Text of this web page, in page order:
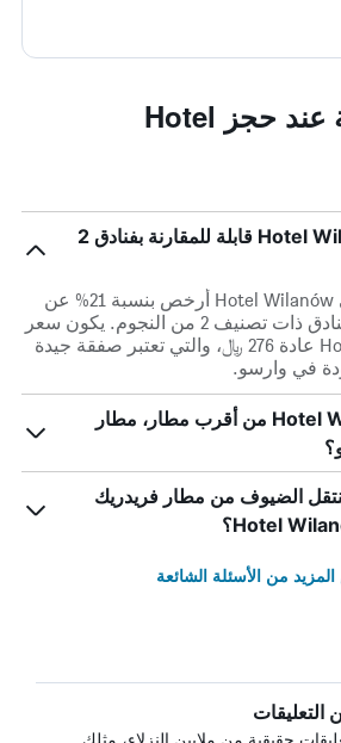
الأسئلة الشائعة عند حجز Hotel
هل الأسعار في Hotel Wilanów قابلة للمقارنة بفنادق 2
متوسط سعر الليلة في Hotel Wilanów أرخص بنسبة 21% عن
الوسطي في وارسو لفنادق ذات تصنيف 2 من النجوم. يكون سعر
الليلة في Hotel Wilanów عادة 276 ﷼، والتي تعتبر صفقة جيدة
في وارسو.
ما مدى قرب Hotel Wilanów من أقرب مطار، مطار
الضيوف من مطار فريدريك
من الأسئلة الشائعة
التعليقات
حقيقية من ملايين النزلاء، مثلك